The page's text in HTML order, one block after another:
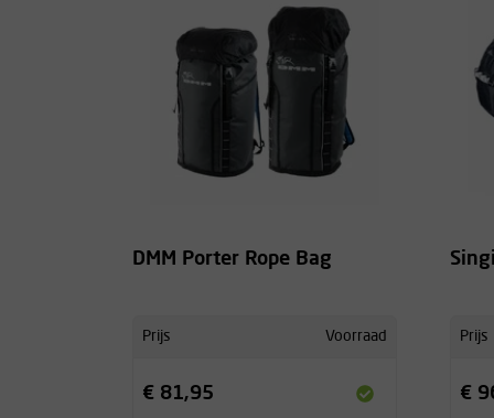
DMM Porter Rope Bag
Prijs Voorraad
€ 81,95
Prijs
€